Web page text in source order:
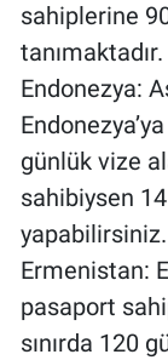
sahiplerine
tanımaktadır.
Endonezya:
günlük vize
sahibiysen
yapabilirsiniz.
Ermenistan:
pasaport
sınırda 120